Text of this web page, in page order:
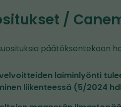
/
päätöksentekoon
laiminlyönti
liikenteessä (5/2024